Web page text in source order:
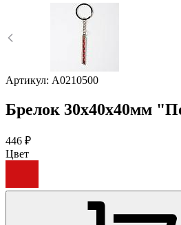
Артикул: A0210500
Брелок 30х40х40мм
446 ₽
Цвет